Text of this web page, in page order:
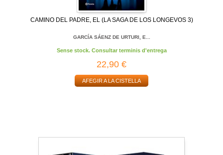
CAMINO DEL PADRE, EL (LA SAGA DE LOS LONGEVOS 3)
GARCÍA SÁENZ DE URTURI, E...
Sense stock. Consultar terminis d'entrega
22,90 €
AFEGIR A LA CISTELLA